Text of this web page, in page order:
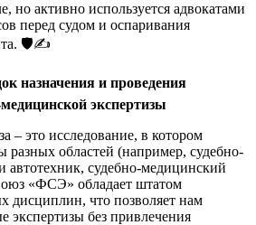
но активно используется адвокатами
перед судом и оспаривания
🛡️✍️
назначения и проведения
экспертизы
– это исследование, в котором
разных областей (например, судебно-
автотехник, судебно-медицинский
«ФСЭ» обладает штатом
дисциплин, что позволяет нам
экспертизы без привлечения